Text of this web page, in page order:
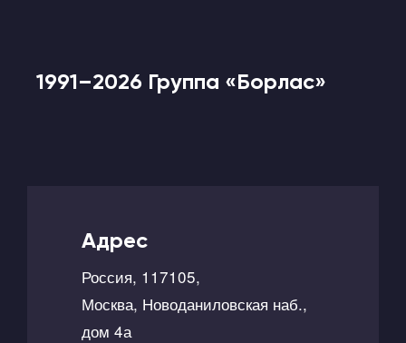
1991–2026 Группа «Борлас»
Адрес
Россия, 117105,
Москва, Новоданиловская наб.,
дом 4а